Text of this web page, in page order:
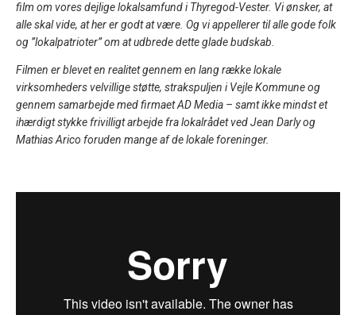
film om vores dejlige lokalsamfund i Thyregod-Vester. Vi ønsker, at
alle skal vide, at her er godt at være. Og vi appellerer til alle gode folk
og ”lokalpatrioter” om at udbrede dette glade budskab.
Filmen er blevet en realitet gennem en lang række lokale
virksomheders velvillige støtte, strakspuljen i Vejle Kommune og
gennem samarbejde med firmaet AD Media – samt ikke mindst et
ihærdigt stykke frivilligt arbejde fra lokalrådet ved Jean Darly og
Mathias Arico foruden mange af de lokale foreninger.